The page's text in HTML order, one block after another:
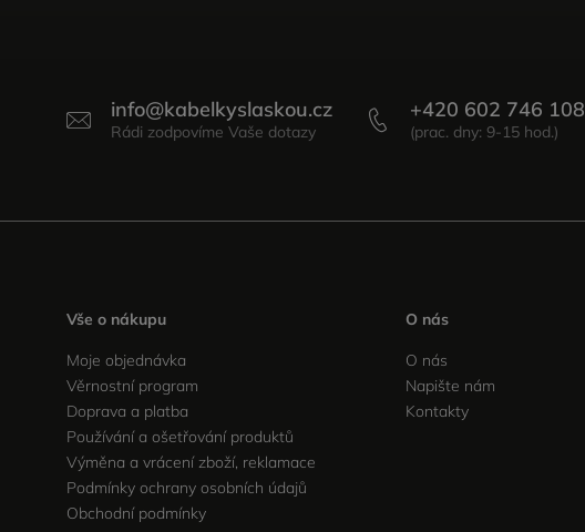
info@kabelkyslaskou.cz +420 602 746 108
Vše o nákupu
Moje objednávka
Věrnostní program
Doprava a platba
Používání a ošetřování produktů
Výměna a vrácení zboží, reklamace
Podmínky ochrany osobních údajů
Obchodní podmínky
O nás
O nás
Napište nám
Kontakty